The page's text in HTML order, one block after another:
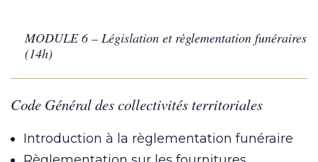
MODULE 6 – Législation et règlementation funéraires
(14h)
Code Général des collectivités territoriales
Introduction à la règlementation funéraire